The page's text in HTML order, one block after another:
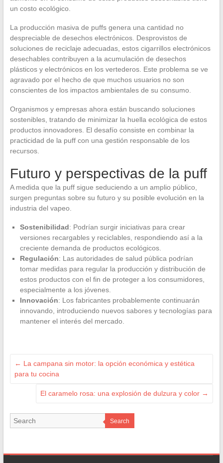
un costo ecológico.
La producción masiva de puffs genera una cantidad no
despreciable de desechos electrónicos. Desprovistos de
soluciones de reciclaje adecuadas, estos cigarrillos electrónicos
desechables contribuyen a la acumulación de desechos
plásticos y electrónicos en los vertederos. Este problema se ve
agravado por el hecho de que muchos usuarios no son
conscientes de los impactos ambientales de su consumo.
Organismos y empresas ahora están buscando soluciones
sostenibles, tratando de minimizar la huella ecológica de estos
productos innovadores. El desafío consiste en combinar la
practicidad de la puff con una gestión responsable de los
recursos.
Futuro y perspectivas de la puff
A medida que la puff sigue seduciendo a un amplio público,
surgen preguntas sobre su futuro y su posible evolución en la
industria del vapeo.
Sostenibilidad: Podrían surgir iniciativas para crear
versiones recargables y reciclables, respondiendo así a la
creciente demanda de productos ecológicos.
Regulación: Las autoridades de salud pública podrían
tomar medidas para regular la producción y distribución de
estos productos con el fin de proteger a los consumidores,
especialmente a los jóvenes.
Innovación: Los fabricantes probablemente continuarán
innovando, introduciendo nuevos sabores y tecnologías para
mantener el interés del mercado.
← La campana sin motor: la opción económica y estética
para tu cocina
El caramelo rosa: una explosión de dulzura y color →
Search